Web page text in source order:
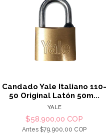
Candado Yale Italiano 110-
50 Original Latón 50m...
YALE
$58.900,00 COP
Antes $79.900,00 COP